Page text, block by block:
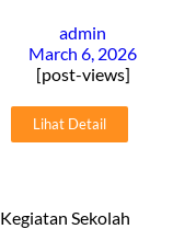
admin
March 6, 2026
[post-views]
Lihat Detail
Kegiatan Sekolah